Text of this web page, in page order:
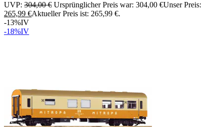
UVP: 304,00€ Ursprünglicher Preis war: 304,00 €Unser Preis:
265,99 €Aktueller Preis ist: 265,99 €.
-13%IV
-18%IV